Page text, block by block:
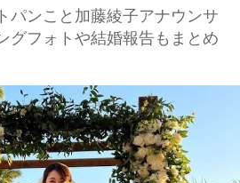
パンこと加藤綾子アナウンサ
グフォトや結婚報告もまとめ